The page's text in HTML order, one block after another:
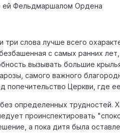
ей Фельдмаршалом Ордена
три слова лучше всего
с самых ранних
вызывать большие
самого важного
попечительство Церкви, где
определенных трудностей.
проинспектировать
а пока дитя была